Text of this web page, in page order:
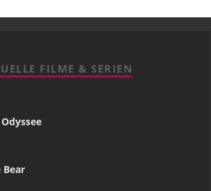
FILME & SERIEN
Bear